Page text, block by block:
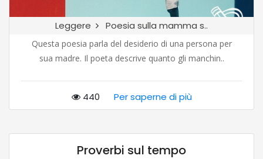
Leggere Poesia sulla mamma s..
Questa poesia parla del desiderio di una persona per
sua madre. Il poeta descrive quanto gli manchin..
440 Per saperne di più
Proverbi sul tempo